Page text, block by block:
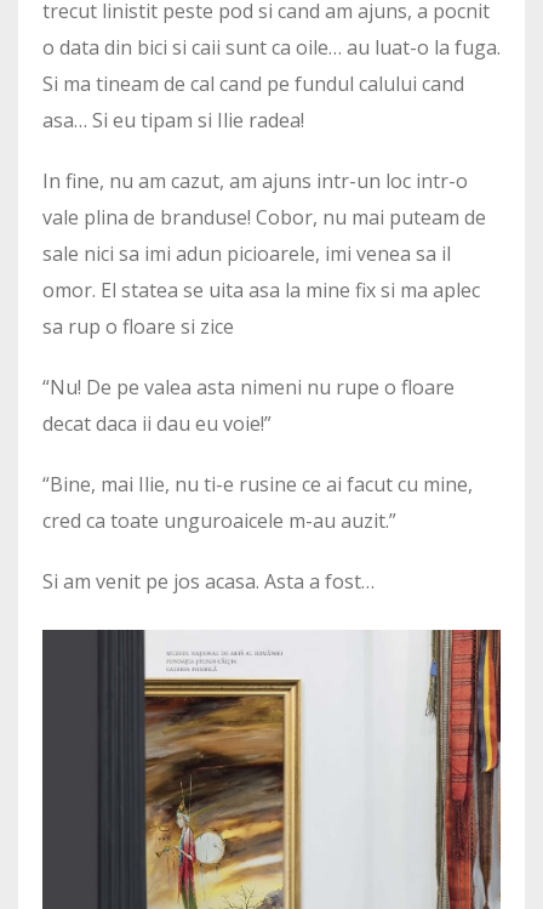
trecut linistit peste pod si cand am ajuns, a pocnit
o data din bici si caii sunt ca oile… au luat-o la fuga.
Si ma tineam de cal cand pe fundul calului cand
asa… Si eu tipam si Ilie radea!
In fine, nu am cazut, am ajuns intr-un loc intr-o
vale plina de branduse! Cobor, nu mai puteam de
sale nici sa imi adun picioarele, imi venea sa il
omor. El statea se uita asa la mine fix si ma aplec
sa rup o floare si zice
“Nu! De pe valea asta nimeni nu rupe o floare
decat daca ii dau eu voie!”
“Bine, mai Ilie, nu ti-e rusine ce ai facut cu mine,
cred ca toate unguroaicele m-au auzit.”
Si am venit pe jos acasa. Asta a fost…